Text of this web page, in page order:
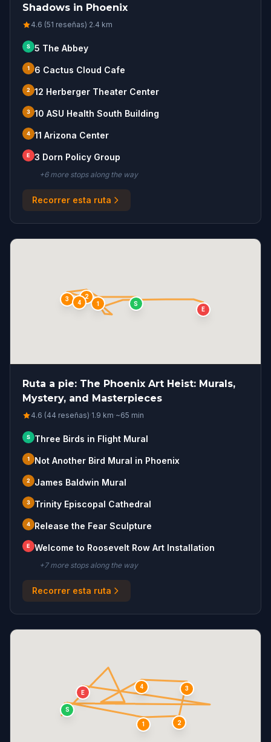
Shadows in Phoenix
4.6 (51 reseñas)·2.4 km
S 5 The Abbey
1 6 Cactus Cloud Cafe
2 12 Herberger Theater Center
3 10 ASU Health South Building
4 11 Arizona Center
E 3 Dorn Policy Group
+6more stopsalong the way
Recorrer esta ruta
S
1
2
3
4
E
Ruta a pie: The Phoenix Art Heist: Murals,
Mystery, and Masterpieces
4.6 (44 reseñas)·1.9 km·~65 min
S Three Birds in Flight Mural
1 Not Another Bird Mural in Phoenix
2 James Baldwin Mural
3 Trinity Episcopal Cathedral
4 Release the Fear Sculpture
E Welcome to Roosevelt Row Art Installation
+7more stopsalong the way
Recorrer esta ruta
S
1 2
3
4
E